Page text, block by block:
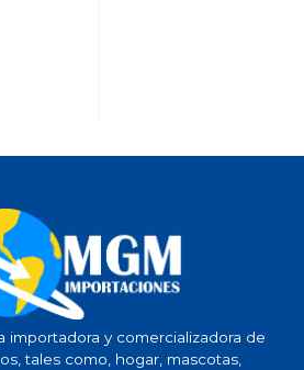
importadora y comercializadora de
tales como, hogar, mascotas,